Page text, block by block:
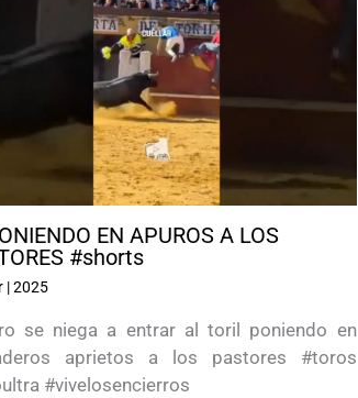
EN APUROS A LOS
#shorts
|2025
se niega a entrar al toril poniendo en
aprietos a los pastores #toros
#vivelosencierros